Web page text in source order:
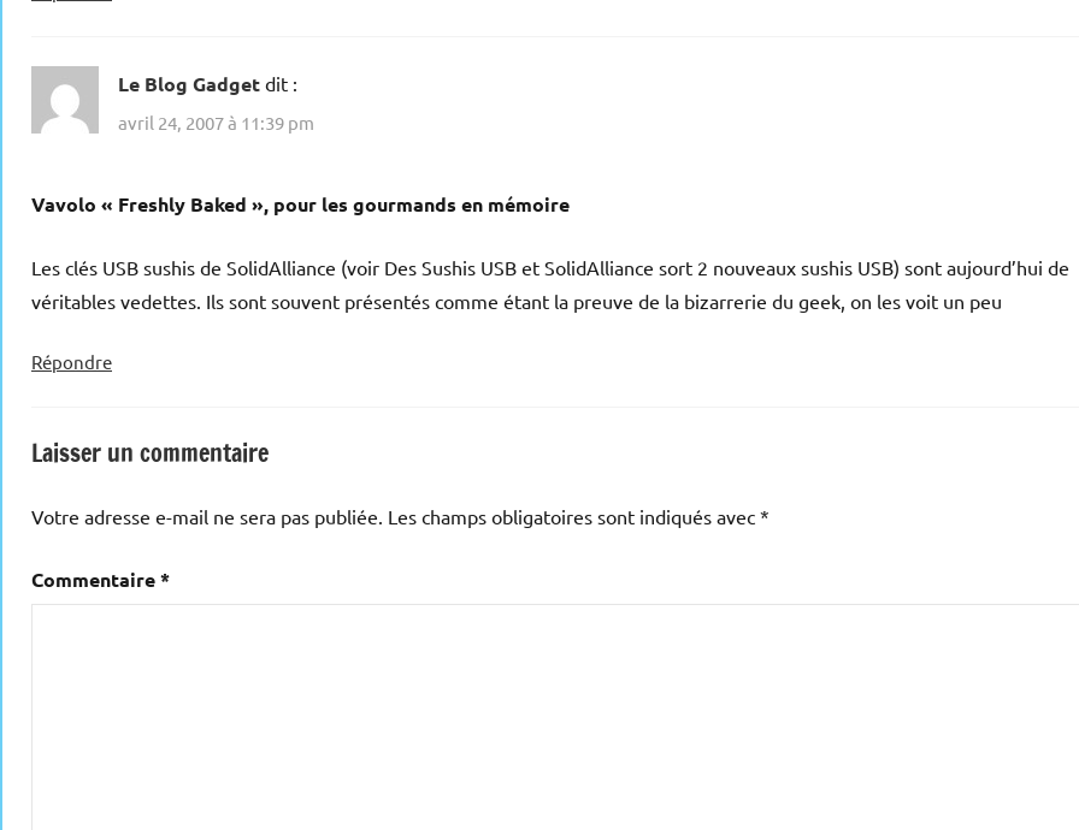
Le Blog Gadget dit :
avril 24, 2007 à 11:39 pm
Vavolo « Freshly Baked », pour les gourmands en mémoire
Les clés USB sushis de SolidAlliance (voir Des Sushis USB et SolidAlliance sort 2 nouveaux sushis USB) sont aujourd’hui de
véritables vedettes. Ils sont souvent présentés comme étant la preuve de la bizarrerie du geek, on les voit un peu
Répondre
Laisser un commentaire
Votre adresse e-mail ne sera pas publiée. Les champs obligatoires sont indiqués avec *
Commentaire*